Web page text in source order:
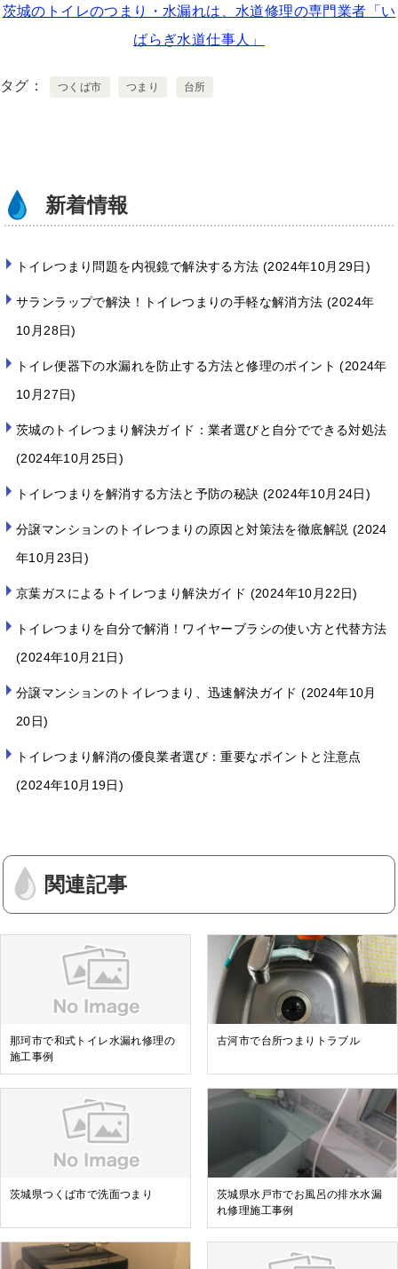
tt e c
茨城のトイレのつまり・水漏れは、水道修理の専門業者「い
ばらぎ水道仕事人」
タグ つくば市 つまり 台所
新着情報
トイレつまり問題を内視鏡で解決する方法 2024年10月29日
サランラップで解決！トイレつまりの手軽な解消方法
2024年
10月28日
トイレ便器下の水漏れを防止する方法と修理のポイント 2024年
10月27日
茨城のトイレつまり解決ガイド：業者選びと自分でできる対処法
2024年10月25日
トイレつまりを解消する方法と予防の秘訣 2024年10月24日
分譲マンションのトイレつまりの原因と対策法を徹底解説
2024
年10月23日
京葉ガスによるトイレつまり解決ガイド 2024年10月22日
トイレつまりを自分で解消！ワイヤーブラシの使い方と代替方法
2024年10月21日
分譲マンションのトイレつまり、迅速解決ガイド 2024年10月
20日
トイレつまり解消の優良業者選び：重要なポイントと注意点
2024年10月19日
関連記事
那珂市で和式トイレ水漏れ修理の
施工事例
古河市で台所つまりトラブル
茨城県つくば市で洗面つまり
茨城県水戸市でお風呂の排水水漏
れ修理施工事例